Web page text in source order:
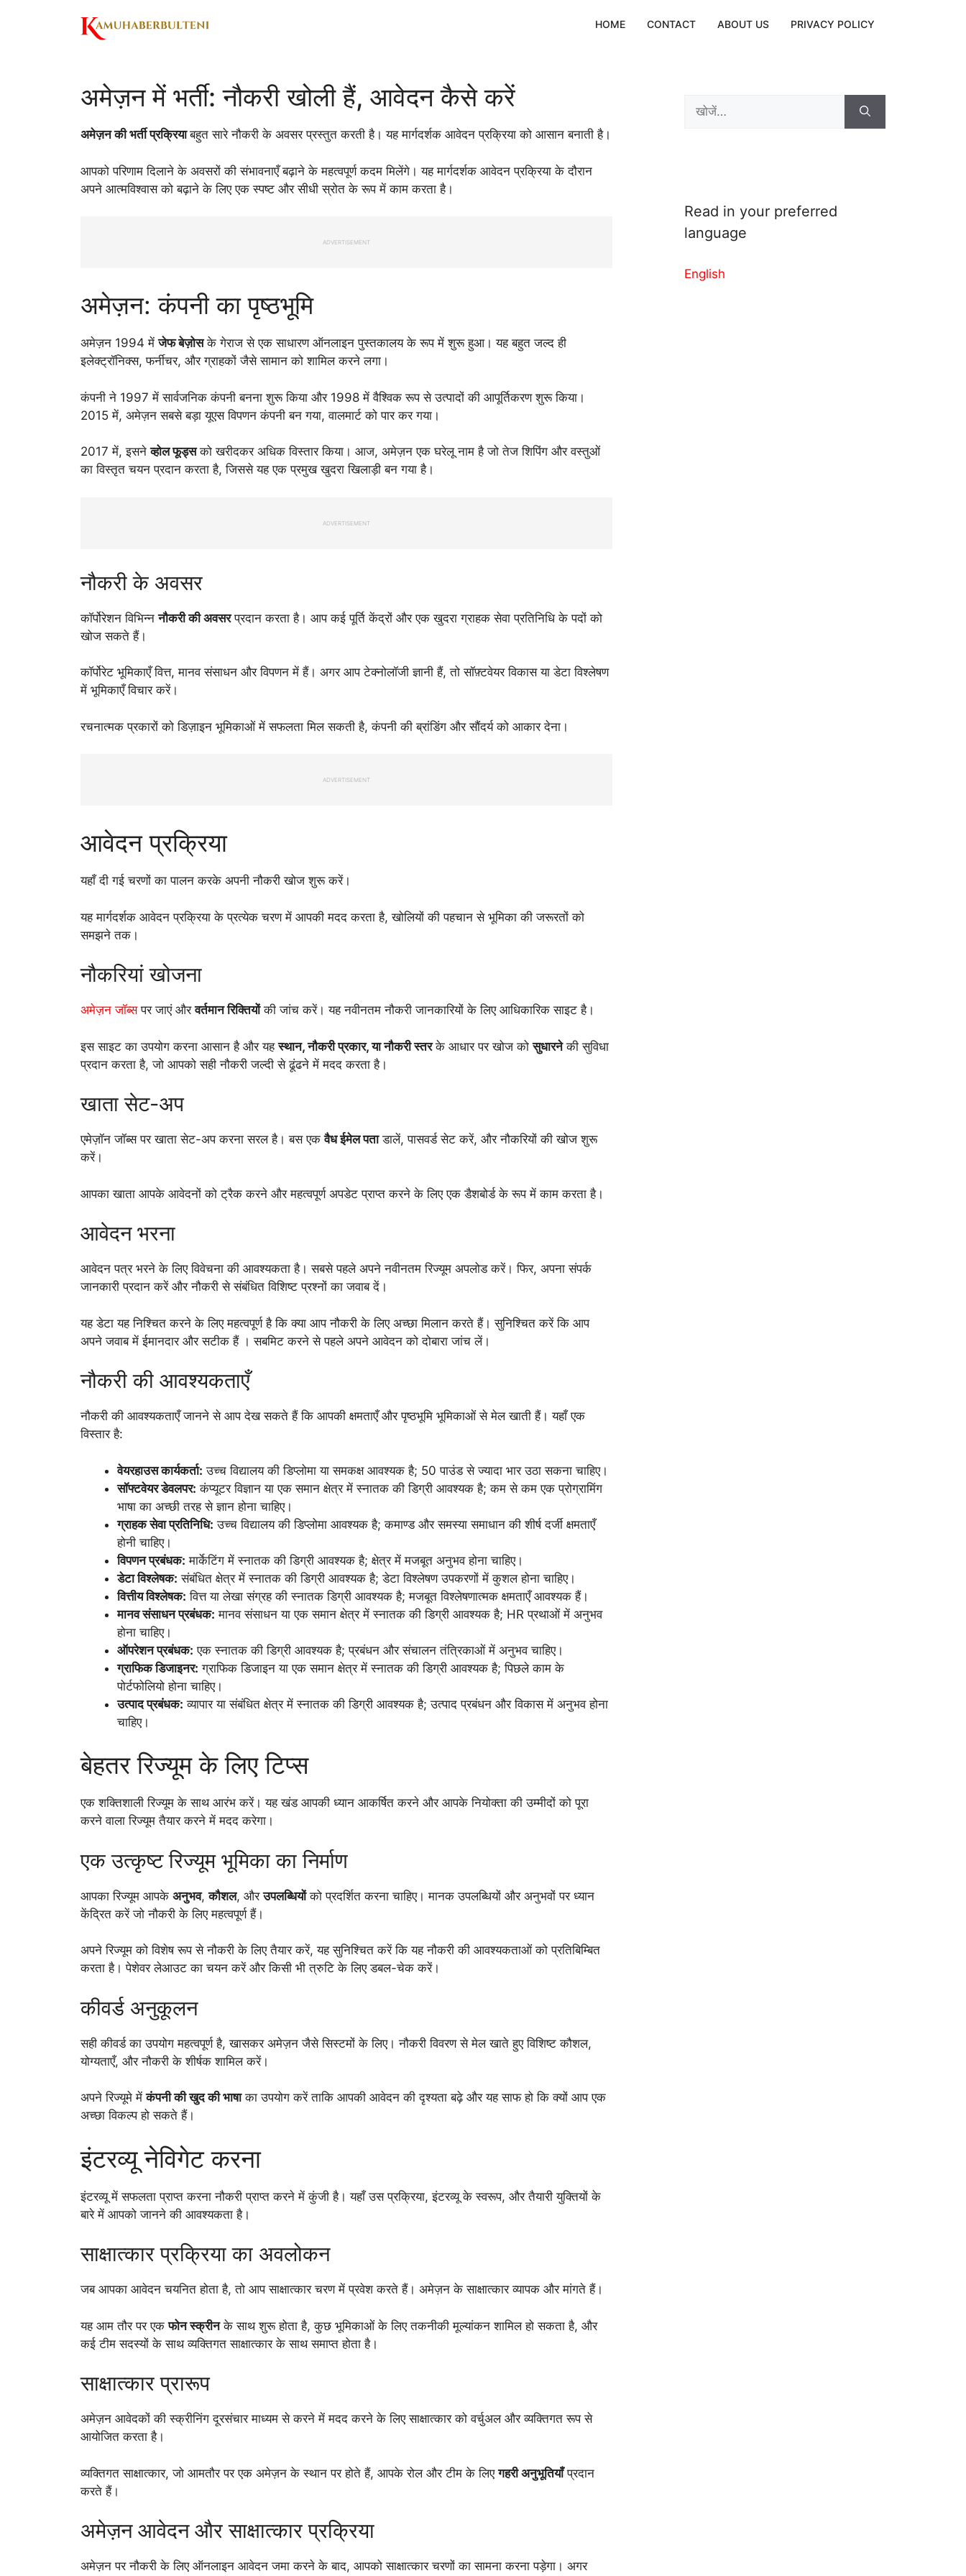
HOME CONTACT ABOUT US PRIVACY POLICY
अमेज़न में भर्ती: नौकरी खोली हैं, आवेदन कैसे करें
अमेज़न की भर्ती प्रक्रियाबहुत सारे नौकरी के अवसर प्रस्तुत करती है। यह मार्गदर्शक आवेदन प्रक्रिया को आसान बनाती है।
आपको परिणाम दिलाने के अवसरों की संभावनाएँ बढ़ाने के महत्वपूर्ण कदम मिलेंगे। यह मार्गदर्शक आवेदन प्रक्रिया के दौरान
अपने आत्मविश्वास को बढ़ाने के लिए एक स्पष्ट और सीधी स्रोत के रूप में काम करता है।
ADVERTISEMENT
अमेज़न: कंपनी का पृष्ठभूमि
अमेज़न 1994 मेंजेफ बेज़ोसके गेराज से एक साधारण ऑनलाइन पुस्तकालय के रूप में शुरू हुआ। यह बहुत जल्द ही
इलेक्ट्रॉनिक्स, फर्नीचर, और ग्राहकों जैसे सामान को शामिल करने लगा।
कंपनी ने 1997 में सार्वजनिक कंपनी बनना शुरू किया और 1998 में वैश्विक रूप से उत्पादों की आपूर्तिकरण शुरू किया।
2015 में, अमेज़न सबसे बड़ा यूएस विपणन कंपनी बन गया, वालमार्ट को पार कर गया।
2017 में, इसनेव्होल फूड्सको खरीदकर अधिक विस्तार किया। आज, अमेज़न एक घरेलू नाम है जो तेज शिपिंग और वस्तुओं
का विस्तृत चयन प्रदान करता है, जिससे यह एक प्रमुख खुदरा खिलाड़ी बन गया है।
ADVERTISEMENT
नौकरी के अवसर
कॉर्पोरेशन विभिन्ननौकरी की अवसरप्रदान करता है। आप कई पूर्ति केंद्रों और एक खुदरा ग्राहक सेवा प्रतिनिधि के पदों को
खोज सकते हैं।
कॉर्पोरेट भूमिकाएँ वित्त, मानव संसाधन और विपणन में हैं। अगर आप टेक्नोलॉजी ज्ञानी हैं, तो सॉफ़्टवेयर विकास या डेटा विश्लेषण
में भूमिकाएँ विचार करें।
रचनात्मक प्रकारों को डिज़ाइन भूमिकाओं में सफलता मिल सकती है, कंपनी की ब्रांडिंग और सौंदर्य को आकार देना।
ADVERTISEMENT
आवेदन प्रक्रिया
यहाँ दी गई चरणों का पालन करके अपनी नौकरी खोज शुरू करें।
यह मार्गदर्शक आवेदन प्रक्रिया के प्रत्येक चरण में आपकी मदद करता है, खोलियों की पहचान से भूमिका की जरूरतों को
समझने तक।
नौकरियां खोजना
अमेज़न जॉब्सपर जाएं औरवर्तमान रिक्तियोंकी जांच करें। यह नवीनतम नौकरी जानकारियों के लिए आधिकारिक साइट है।
इस साइट का उपयोग करना आसान है और यहस्थान, नौकरी प्रकार, या नौकरी स्तरके आधार पर खोज कोसुधारनेकी सुविधा
प्रदान करता है, जो आपको सही नौकरी जल्दी से ढूंढने में मदद करता है।
खाता सेट-अप
एमेज़ॉन जॉब्स पर खाता सेट-अप करना सरल है। बस एकवैध ईमेल पताडालें, पासवर्ड सेट करें, और नौकरियों की खोज शुरू
करें।
आपका खाता आपके आवेदनों को ट्रैक करने और महत्वपूर्ण अपडेट प्राप्त करने के लिए एक डैशबोर्ड के रूप में काम करता है।
आवेदन भरना
आवेदन पत्र भरने के लिए विवेचना की आवश्यकता है। सबसे पहले अपने नवीनतम रिज्यूम अपलोड करें। फिर, अपना संपर्क
जानकारी प्रदान करें और नौकरी से संबंधित विशिष्ट प्रश्नों का जवाब दें।
यह डेटा यह निश्चित करने के लिए महत्वपूर्ण है कि क्या आप नौकरी के लिए अच्छा मिलान करते हैं। सुनिश्चित करें कि आप
अपने जवाब में ईमानदार और सटीक हैं । सबमिट करने से पहले अपने आवेदन को दोबारा जांच लें।
नौकरी की आवश्यकताएँ
नौकरी की आवश्यकताएँ जानने से आप देख सकते हैं कि आपकी क्षमताएँ और पृष्ठभूमि भूमिकाओं से मेल खाती हैं। यहाँ एक
विस्तार है:
वेयरहाउस कार्यकर्ता: उच्च विद्यालय की डिप्लोमा या समकक्ष आवश्यक है; 50 पाउंड से ज्यादा भार उठा सकना चाहिए।
सॉफ्टवेयर डेवलपर: कंप्यूटर विज्ञान या एक समान क्षेत्र में स्नातक की डिग्री आवश्यक है; कम से कम एक प्रोग्रामिंग
भाषा का अच्छी तरह से ज्ञान होना चाहिए।
ग्राहक सेवा प्रतिनिधि: उच्च विद्यालय की डिप्लोमा आवश्यक है; कमाण्ड और समस्या समाधान की शीर्ष दर्जी क्षमताएँ
होनी चाहिए।
विपणन प्रबंधक: मार्केटिंग में स्नातक की डिग्री आवश्यक है; क्षेत्र में मजबूत अनुभव होना चाहिए।
डेटा विश्लेषक: संबंधित क्षेत्र में स्नातक की डिग्री आवश्यक है; डेटा विश्लेषण उपकरणों में कुशल होना चाहिए।
वित्तीय विश्लेषक: वित्त या लेखा संग्रह की स्नातक डिग्री आवश्यक है; मजबूत विश्लेषणात्मक क्षमताएँ आवश्यक हैं।
मानव संसाधन प्रबंधक: मानव संसाधन या एक समान क्षेत्र में स्नातक की डिग्री आवश्यक है; HR प्रथाओं में अनुभव
होना चाहिए।
ऑपरेशन प्रबंधक: एक स्नातक की डिग्री आवश्यक है; प्रबंधन और संचालन तंत्रिकाओं में अनुभव चाहिए।
ग्राफिक डिजाइनर: ग्राफिक डिजाइन या एक समान क्षेत्र में स्नातक की डिग्री आवश्यक है; पिछले काम के
पोर्टफोलियो होना चाहिए।
उत्पाद प्रबंधक: व्यापार या संबंधित क्षेत्र में स्नातक की डिग्री आवश्यक है; उत्पाद प्रबंधन और विकास में अनुभव होना
चाहिए।
बेहतर रिज्यूम के लिए टिप्स
एक शक्तिशाली रिज्यूम के साथ आरंभ करें। यह खंड आपकी ध्यान आकर्षित करने और आपके नियोक्ता की उम्मीदों को पूरा
करने वाला रिज्यूम तैयार करने में मदद करेगा।
एक उत्कृष्ट रिज्यूम भूमिका का निर्माण
आपका रिज्यूम आपके अनुभव,कौशल, औरउपलब्धियोंको प्रदर्शित करना चाहिए। मानक उपलब्धियों और अनुभवों पर ध्यान
केंद्रित करें जो नौकरी के लिए महत्वपूर्ण हैं।
अपने रिज्यूम को विशेष रूप से नौकरी के लिए तैयार करें, यह सुनिश्चित करें कि यह नौकरी की आवश्यकताओं को प्रतिबिम्बित
करता है। पेशेवर लेआउट का चयन करें और किसी भी त्रुटि के लिए डबल-चेक करें।
कीवर्ड अनुकूलन
सही कीवर्ड का उपयोग महत्वपूर्ण है, खासकर अमेज़न जैसे सिस्टमों के लिए। नौकरी विवरण से मेल खाते हुए विशिष्ट कौशल,
योग्यताएँ, और नौकरी के शीर्षक शामिल करें।
अपने रिज्यूमे मेंकंपनी की खुद की भाषाका उपयोग करें ताकि आपकी आवेदन की दृश्यता बढ़े और यह साफ हो कि क्यों आप एक
अच्छा विकल्प हो सकते हैं।
इंटरव्यू नेविगेट करना
इंटरव्यू में सफलता प्राप्त करना नौकरी प्राप्त करने में कुंजी है। यहाँ उस प्रक्रिया, इंटरव्यू के स्वरूप, और तैयारी युक्तियों के
बारे में आपको जानने की आवश्यकता है।
साक्षात्कार प्रक्रिया का अवलोकन
जब आपका आवेदन चयनित होता है, तो आप साक्षात्कार चरण में प्रवेश करते हैं। अमेज़न के साक्षात्कार व्यापक और मांगते हैं।
यह आम तौर पर एकफोन स्क्रीनके साथ शुरू होता है, कुछ भूमिकाओं के लिए तकनीकी मूल्यांकन शामिल हो सकता है, और
कई टीम सदस्यों के साथ व्यक्तिगत साक्षात्कार के साथ समाप्त होता है।
साक्षात्कार प्रारूप
अमेज़न आवेदकों की स्क्रीनिंग दूरसंचार माध्यम से करने में मदद करने के लिए साक्षात्कार को वर्चुअल और व्यक्तिगत रूप से
आयोजित करता है।
व्यक्तिगत साक्षात्कार, जो आमतौर पर एक अमेज़न के स्थान पर होते हैं, आपके रोल और टीम के लिएगहरी अनुभूतियाँप्रदान
करते हैं।
अमेज़न आवेदन और साक्षात्कार प्रक्रिया
अमेज़न पर नौकरी के लिए ऑनलाइन आवेदन जमा करने के बाद, आपको साक्षात्कार चरणों का सामना करना पड़ेगा। अगर
Search
Read in your preferred
language
English